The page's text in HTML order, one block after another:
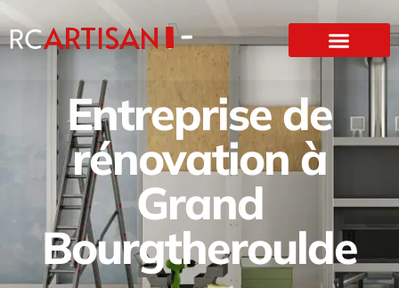
Entreprise de
rénovation à
Grand
Bourgtheroulde